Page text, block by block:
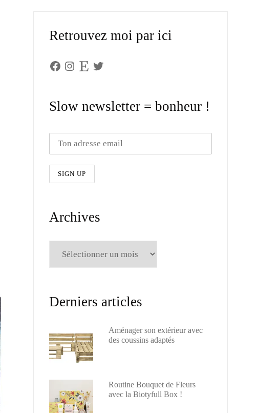
Retrouvez moi par ici
Facebook
Instagram
Etsy Twitter
Slow newsletter = bonheur !
Archives
Derniers articles
Aménager son extérieur avec
des coussins adaptés
Routine Bouquet de Fleurs
avec la Biotyfull Box !